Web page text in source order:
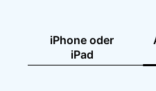
iPhone oder
iPad